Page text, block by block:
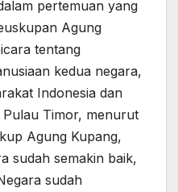
pertemuan yang
Agung
tentang
kedua negara,
Indonesia dan
Pulau Timor, menurut
Agung Kupang,
sudah semakin baik,
sudah